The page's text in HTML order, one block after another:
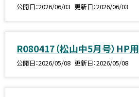
公開日 2026/06/03 更新日 2026/06/03
R080417（松山中5月号）HP用
公開日 2026/05/08 更新日 2026/05/08